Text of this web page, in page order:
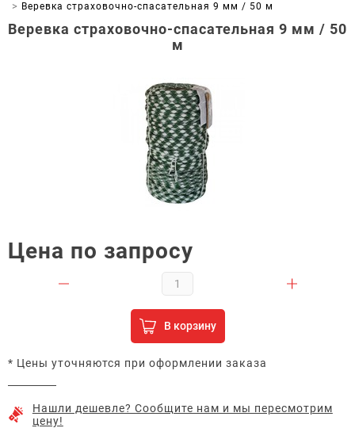
Веревка страховочно-спасательная 9 мм / 50 м
Веревка страховочно-спасательная 9 мм / 50
м
Цена по запросу
В корзину
* Цены уточняются при оформлении заказа
Нашли дешевле? Сообщите нам и мы пересмотрим
цену!